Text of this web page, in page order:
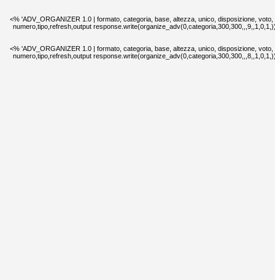
<% 'ADV_ORGANIZER 1.0 | formato, categoria, base, altezza, unico, disposizione, voto,
numero,tipo,refresh,output
<% 'ADV_ORGANIZER 1.0 | formato, categoria, base, altezza, unico, disposizione, voto,
numero,tipo,refresh,output